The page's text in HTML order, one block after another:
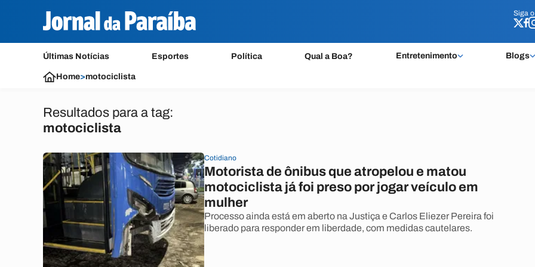
Siga o
Últimas Notícias Esportes Política Qual a Boa? Entretenimento Blogs
Siga o
Home>motociclista
Resultados para a tag:
motociclista
Cotidiano
Motorista de ônibus que atropelou e matou
motociclista já foi preso por jogar veículo em
mulher
Processo ainda está em aberto na Justiça e Carlos Eliezer Pereira foi
liberado para responder em liberdade, com medidas cautelares.